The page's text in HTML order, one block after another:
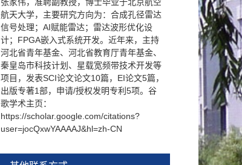
航天大学，主要研究方向为：合成孔径雷达
信号处理；AI赋能雷达；雷达波形优化设
计；FPGA嵌入式系统开发。近年来，主持
河北省青年基金、河北省教育厅青年基金、
秦皇岛市科技计划、星载宽频带技术开发等
项目，发表SCI论文论文10篇，EI论文5篇，
出版专著1部，申请/授权发明专利5项。谷
歌学术主页：
https://scholar.google.com/citations?
user=jocQxwYAAAAJ&hl=zh-CN